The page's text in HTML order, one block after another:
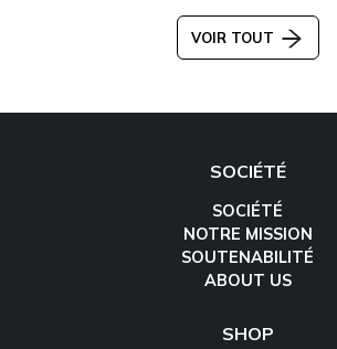
VOIR TOUT
SOCIÉTÉ
SOCIÉTÉ
NOTRE MISSION
SOUTENABILITÉ
ABOUT US
SHOP